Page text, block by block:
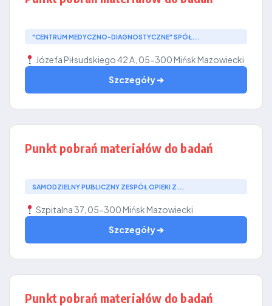
"CENTRUM MEDYCZNO-DIAGNOSTYCZNE" SPÓŁ...
Józefa Piłsudskiego 42 A, 05-300 Mińsk Mazowiecki
Szczegóły ➔
Punkt pobrań materiałów do badań
SAMODZIELNY PUBLICZNY ZESPÓŁ OPIEKI Z...
Szpitalna 37, 05-300 Mińsk Mazowiecki
Szczegóły ➔
Punkt pobrań materiałów do badań